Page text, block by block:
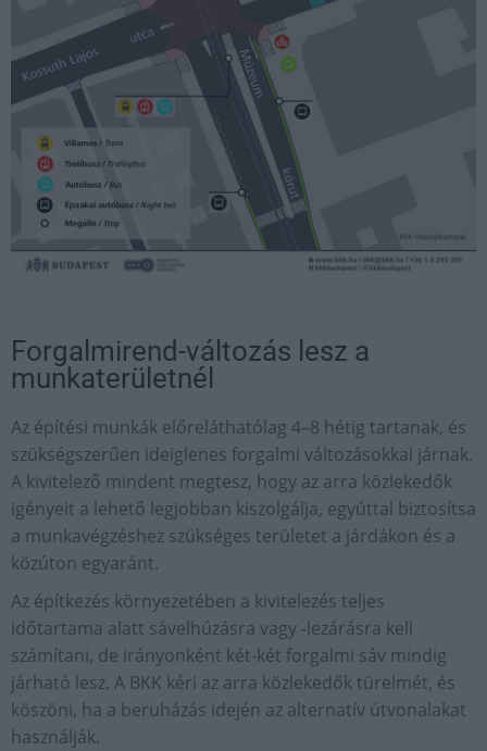
Forgalmirend-változás lesz a
munkaterületnél
Az építési munkák előreláthatólag 4–8 hétig tartanak, és
szükségszerűen ideiglenes forgalmi változásokkal járnak.
A kivitelező mindent megtesz, hogy az arra közlekedők
igényeit a lehető legjobban kiszolgálja, egyúttal biztosítsa
a munkavégzéshez szükséges területet a járdákon és a
közúton egyaránt.
Az építkezés környezetében a kivitelezés teljes
időtartama alatt sávelhúzásra vagy -lezárásra kell
számítani, de irányonként két-két forgalmi sáv mindig
járható lesz. A BKK kéri az arra közlekedők türelmét, és
köszöni, ha a beruházás idején az alternatív útvonalakat
használják.